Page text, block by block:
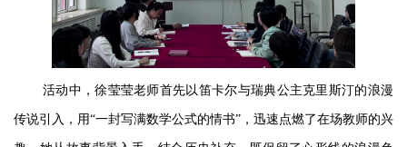
活动中，徐莹莹老师首先以笛卡尔与瑞典公主克里斯汀的浪漫
传说引入，用“一封写满数学公式的情书”，迅速点燃了在场教师的兴